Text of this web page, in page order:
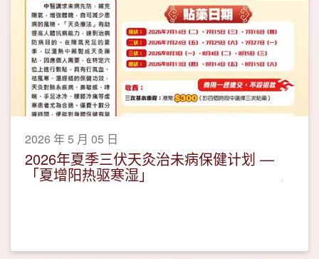
2026 年 5 月 05 日
2026年夏季三伏天灸治未病保健计划 —
「夏增阳热驱寒湿」